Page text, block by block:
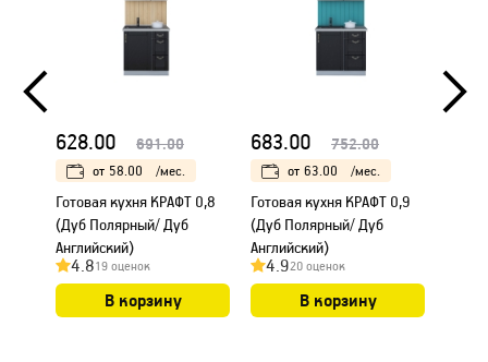
628.00 691.00
от 58.00 /мес.
Готовая кухня КРАФТ 0,8
(Дуб Полярный/ Дуб
Английский)
4.819 оценок
В корзину
683.00 752.00
от 63.00 /мес.
Готовая кухня КРАФТ 0,9
(Дуб Полярный/ Дуб
Английский)
4.920 оценок
В корзину